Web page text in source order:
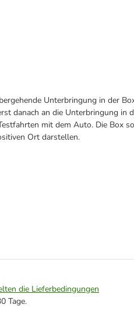
Unterbringung in der
danach an die Unterbringung in
mit dem Auto. Die Box
Ort darstellen.
die Lieferbedingungen
Tage.